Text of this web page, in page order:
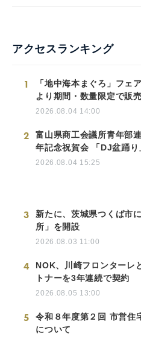
アクセスランキング
1
「地中海本まぐろ」フェ
より期間・数量限定で販
2026.08.04 14:00
2
富山県商工会議所青年部
年記念祝賀会 「DJ盆踊
2026.08.04 15:25
3
新たに、茨城県つくば市
所」を開設
2026.08.03 11:00
4
NOK、川崎フロンターレ
トナーを3年連続で契約
2026.08.05 13:00
5
令和８年度第２回 市営住
について